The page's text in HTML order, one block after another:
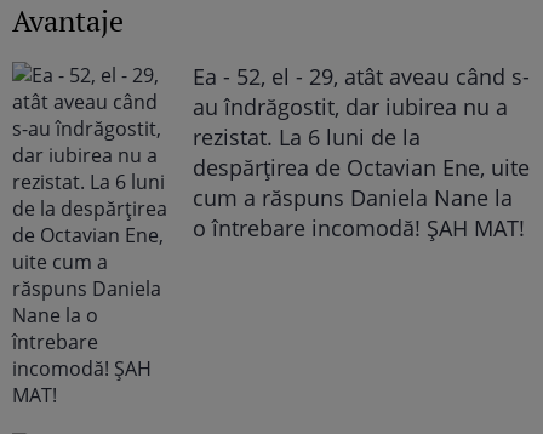
Avantaje
Ea - 52, el - 29, atât aveau când s-
au îndrăgostit, dar iubirea nu a
rezistat. La 6 luni de la
despărțirea de Octavian Ene, uite
cum a răspuns Daniela Nane la
o întrebare incomodă! ȘAH MAT!